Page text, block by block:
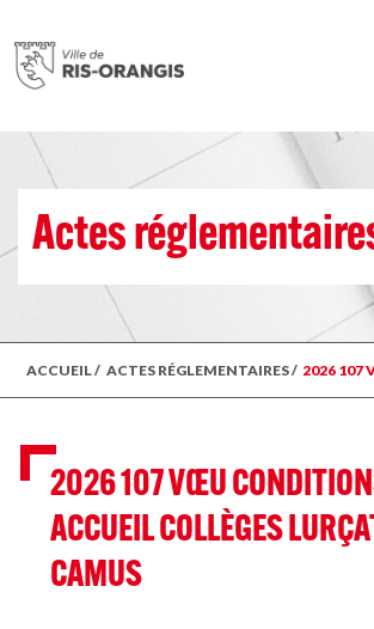
Actes
ACCUEIL/ ACTES RÉGLEMENTAIRES/ 2026 107
2026 107 VŒU
ACCUEIL COLLÈGES
CAMUS